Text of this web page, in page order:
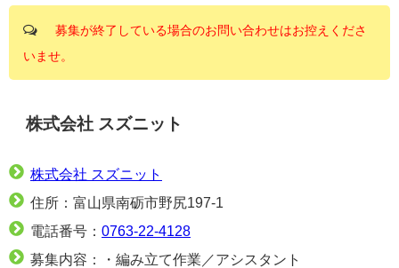
募集が終了している場合のお問い合わせはお控えくださ
いませ。
株式会社 スズニット
株式会社 スズニット
住所：富山県南砺市野尻197-1
電話番号： 0763-22-4128
募集内容：・編み立て作業／アシスタント